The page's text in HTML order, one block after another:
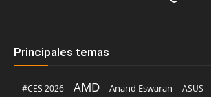
Principales temas
#CES 2026 AMD Anand Eswaran ASUS